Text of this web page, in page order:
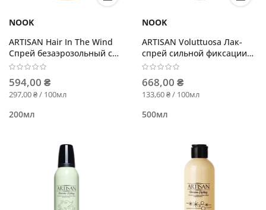
NOOK
ARTISAN Hair In The Wind
Спрей безаэрозольный с
эффектом мокрых волос
594,00 ₴
297,00 ₴ / 100мл
200мл
NOOK
ARTISAN Voluttuosa Лак-
спрей сильной фиксации
для применения при
668,00 ₴
133,60 ₴ / 100мл
500мл